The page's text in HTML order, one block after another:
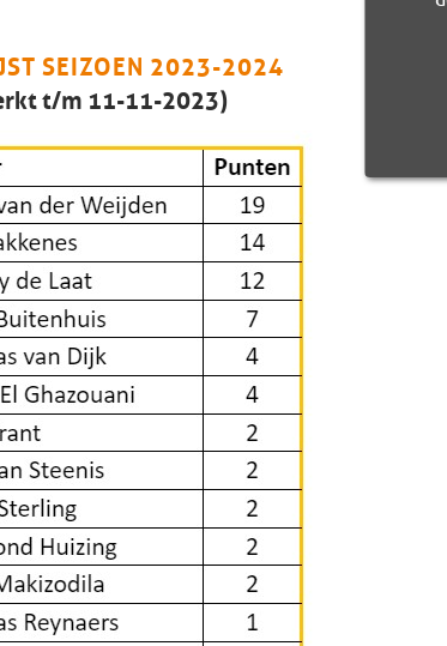
SEIZOEN 2023-2024
t/m 11-11-2023)